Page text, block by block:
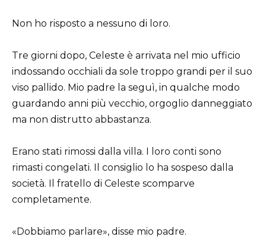
Non ho risposto a nessuno di loro.
Tre giorni dopo, Celeste è arrivata nel mio ufficio
indossando occhiali da sole troppo grandi per il suo
viso pallido. Mio padre la seguì, in qualche modo
guardando anni più vecchio, orgoglio danneggiato
ma non distrutto abbastanza.
Erano stati rimossi dalla villa. I loro conti sono
rimasti congelati. Il consiglio lo ha sospeso dalla
società. Il fratello di Celeste scomparve
completamente.
«Dobbiamo parlare», disse mio padre.